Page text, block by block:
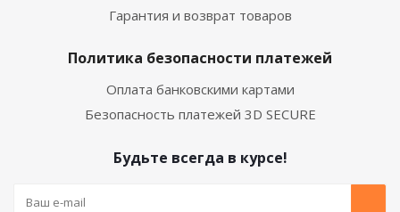
Гарантия и возврат товаров
Политика безопасности платежей
Оплата банковскими картами
Безопасность платежей 3D SECURE
Будьте всегда в курсе!